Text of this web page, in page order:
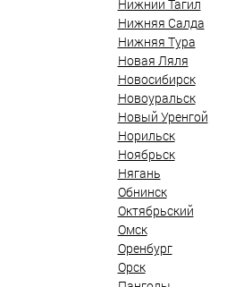
Нижний Тагил
Нижняя Салда
Нижняя Тура
Новая Ляля
Новосибирск
Новоуральск
Новый Уренгой
Норильск
Ноябрьск
Нягань
Обнинск
Октябрьский
Омск
Оренбург
Орск